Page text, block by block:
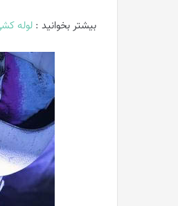
بیشتر بخوانید : لوله